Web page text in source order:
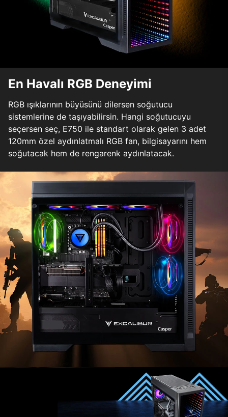
En Havalı RGB Deneyimi
RGB ışıklarının büyüsünü dilersen soğutucu
sistemlerine de taşıyabilirsin. Hangi soğutucuyu
seçersen seç, E750 ile standart olarak gelen 3 adet
120mm özel aydınlatmalı RGB fan, bilgisayarını hem
soğutacak hem de rengarenk aydınlatacak.